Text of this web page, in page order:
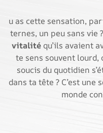
u as cette sensation,
ternes, un peu sans vie
vitalitéqu’ils avaient
te sens souvent lourd,
soucis du quotidien
dans ta tête ? C’est une
monde